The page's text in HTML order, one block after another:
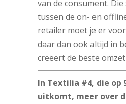
van de consument.
tussen de on- en
retailer moet je er
daar dan ook altijd in
creëert de beste
In Textilia #4, die op
uitkomt, meer over